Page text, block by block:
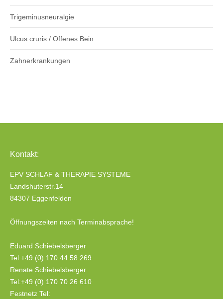
Trigeminusneuralgie
Ulcus cruris / Offenes Bein
Zahnerkrankungen
Kontakt:
EPV SCHLAF & THERAPIE SYSTEME
Landshuterstr.14
84307 Eggenfelden
Öffnungszeiten nach Terminabsprache!
Eduard Schiebelsberger
Tel:+49 (0) 170 44 58 269
Renate Schiebelsberger
Tel:+49 (0) 170 70 26 610
Festnetz Tel: